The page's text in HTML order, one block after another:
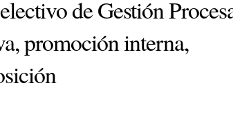
de Gestión
promoción interna,